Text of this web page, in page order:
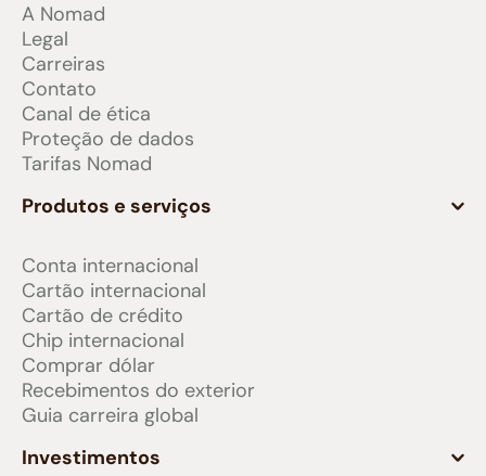
A Nomad
Legal
Carreiras
Contato
Canal de ética
Proteção de dados
Tarifas Nomad
Produtos e serviços
Conta internacional
Cartão internacional
Cartão de crédito
Chip internacional
Comprar dólar
Recebimentos do exterior
Guia carreira global
Investimentos